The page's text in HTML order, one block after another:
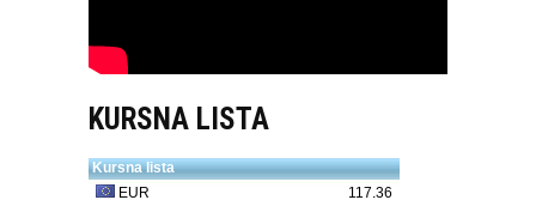
KURSNA LISTA